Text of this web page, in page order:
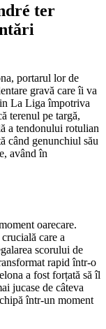
ter
portarul lor de
gravă care îi va
La Liga împotriva
terenul pe targă,
a tendonului rotulian
când genunchiul său
având în
oarecare.
care a
scorului de
rapid într-o
a fost forțată să îl
jucase de câteva
într-un moment